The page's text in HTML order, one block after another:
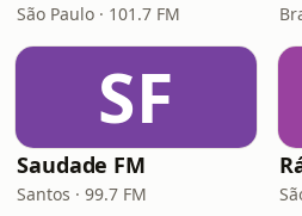
São Paulo · 101.7 FM
SF
Saudade FM
Santos · 99.7 FM